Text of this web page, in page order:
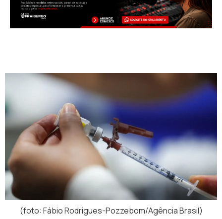
(foto: Fábio Rodrigues-Pozzebom/Agência Brasil)